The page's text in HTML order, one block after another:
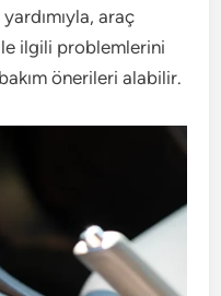
araç
ilgili problemlerini
önerileri alabilir.